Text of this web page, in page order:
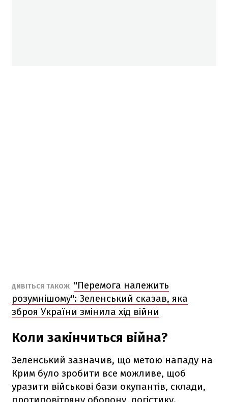
ДИВІТЬСЯ ТАКОЖ "Перемога належить
розумнішому": Зеленський сказав, яка
зброя України змінила хід війни
Коли закінчиться війна?
Зеленський зазначив, що метою нападу на
Крим було зробити все можливе, щоб
уразити військові бази окупантів, склади,
протиповітряну оборону, логістику.